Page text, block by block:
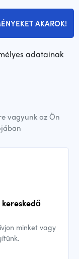
AKAROK!
adatainak
vagyunk az Ön
minket vagy